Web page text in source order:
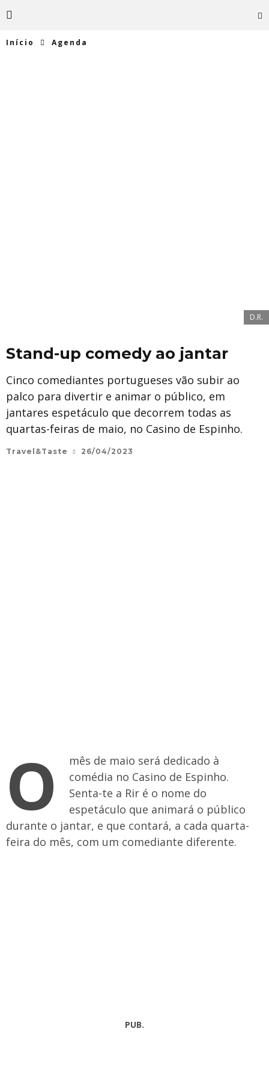
Início Agenda
D.R.
Stand-up comedy ao jantar
Cinco comediantes portugueses vão subir ao
palco para divertir e animar o público, em
jantares espetáculo que decorrem todas as
quartas-feiras de maio, no Casino de Espinho.
Travel&Taste 26/04/2023
O
mês de maio será dedicado à
comédia no Casino de Espinho.
Senta-te a Rir é o nome do
espetáculo que animará o público
durante o jantar, e que contará, a cada quarta-
feira do mês, com um comediante diferente.
PUB.